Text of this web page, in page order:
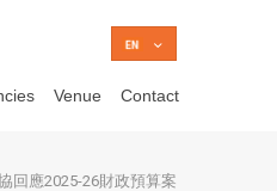
Venue Contact
回應2025-26財政預算案